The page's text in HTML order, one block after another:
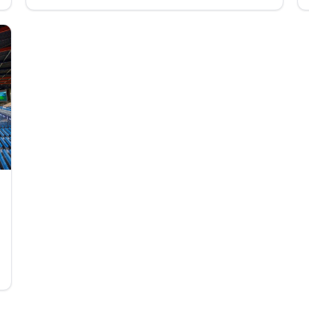
l'entreprise engagés en qualité de sapeurs-